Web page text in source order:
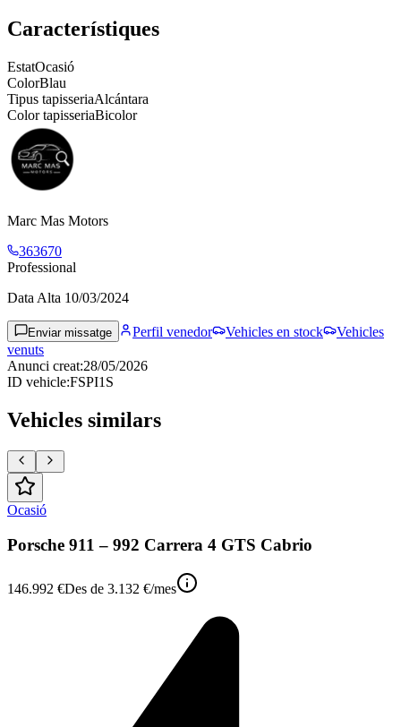
Característiques
EstatOcasió
ColorBlau
Tipus tapisseriaAlcántara
Color tapisseriaBicolor
Marc Mas Motors
363670
Professional
Data Alta 10/03/2024
Enviar missatge Perfil venedor Vehicles en stock
Vehicles
venuts
Anunci creat:28/05/2026
ID vehicle:FSPI1S
Vehicles similars
Ocasió
Porsche 911 – 992 Carrera 4 GTS Cabrio
146.992 €Des de 3.132 €/mes